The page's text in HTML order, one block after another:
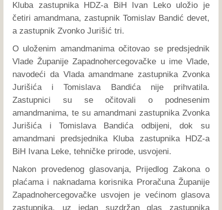
Kluba zastupnika HDZ-a BiH Ivan Leko uložio je
četiri amandmana, zastupnik Tomislav Bandić devet,
a zastupnik Zvonko Jurišić tri.
O uloženim amandmanima očitovao se predsjednik
Vlade Županije Zapadnohercegovačke u ime Vlade,
navodeći da Vlada amandmane zastupnika Zvonka
Jurišića i Tomislava Bandića nije prihvatila.
Zastupnici su se očitovali o podnesenim
amandmanima, te su amandmani zastupnika Zvonka
Jurišića i Tomislava Bandića odbijeni, dok su
amandmani predsjednika Kluba zastupnika HDZ-a
BiH Ivana Leke, tehničke prirode, usvojeni.
Nakon provedenog glasovanja, Prijedlog Zakona o
plaćama i naknadama korisnika Proračuna Županije
Zapadnohercegovačke usvojen je većinom glasova
zastupnika, uz jedan suzdržan glas zastupnika